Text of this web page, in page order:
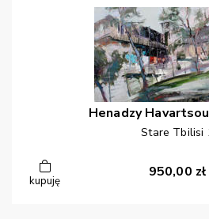
Henadzy
Stare Tbilisi
kupuję
950,00 zł